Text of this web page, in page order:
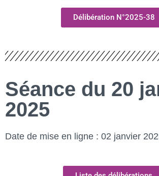
Délibération N°2025-38
Séance du 20
2025
Date de mise en ligne : 02 janvier